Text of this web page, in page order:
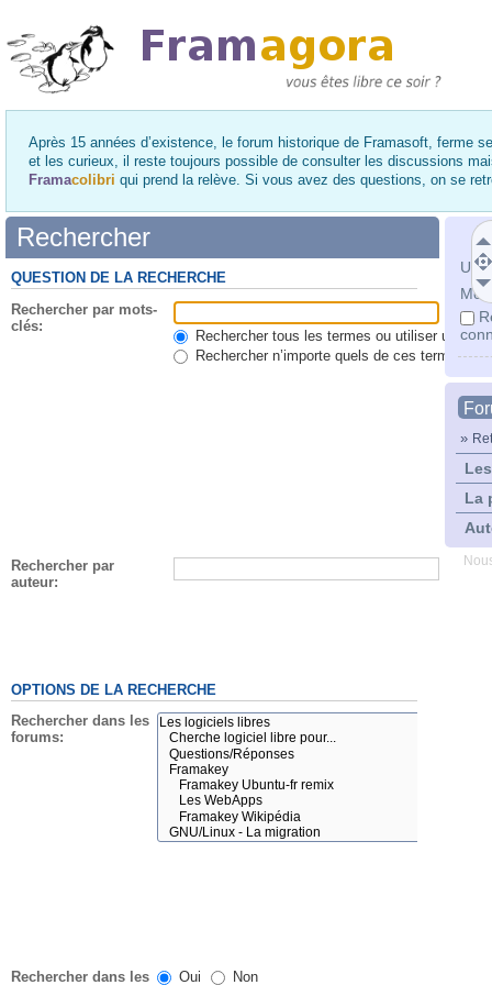
Après 15 années d’existence, le forum historique de Framasoft, ferme
et les curieux, il reste toujours possible de consulter les discussions
Framacolibri qui prend la relève. Si vous avez des questions, on se
Mot
»
La
Rechercher
QUESTION DE LA RECHERCHE
Rechercher par mots-
clés:
Rechercher tous les termes ou utiliser une
Rechercher n’importe quels de ces termes
Rechercher par
auteur:
OPTIONS DE LA RECHERCHE
Rechercher dans les
forums:
Rechercher dans les Oui Non